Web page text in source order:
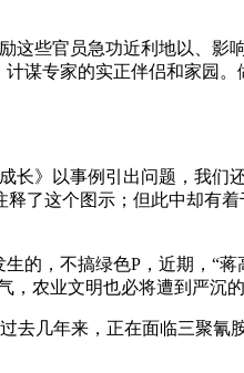
些官员急功近利地以、影
谋专家的实正伴侣和家园。
》以事例引出问题，我们
了这个图示；但此中却有
的，不搞绿色P，近期，“蒋
农业文明也必将遭到严沉的
几年来，正在面临三聚氰